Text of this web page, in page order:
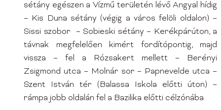
sétány egészen a Vízmű területén lévő Angyal hídig
– Kis Duna sétány (végig a város felöli oldalon) –
Sissi szobor – Sobieski sétány – Kerékpárúton, a
távnak megfelelően kimért fordítópontig, majd
vissza – fel a Rózsakert mellett – Berényi
Zsigmond utca – Molnár sor – Papnevelde utca –
Szent István tér (Balassa Iskola előtti úton) –
rámpa jobb oldalán fel a Bazilika előtti célzónába